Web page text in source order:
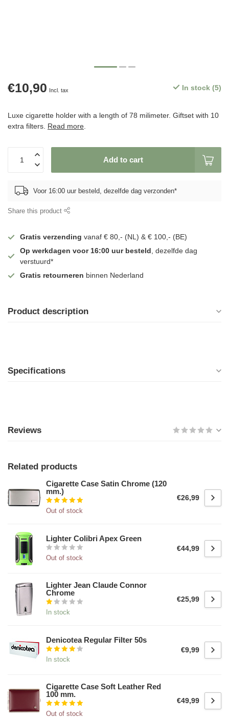
€10,90 Incl. tax In stock (5)
Luxe cigarette holder with a length of 78 milimeter. Giftset with 10
extra filters. Read more
Add to cart
Voor 16:00 uur besteld, dezelfde dag verzonden*
Share this product
Gratis verzending vanaf € 80,- (NL) & € 100,- (BE)
Op werkdagen voor 16:00 uur besteld , dezelfde dag
verstuurd*
Gratis retourneren binnen Nederland
Product description
Specifications
Reviews
Related products
Cigarette Case Satin Chrome (120
mm.)
Out of stock
€26,99
Lighter Colibri Apex Green
Out of stock
€44,99
Lighter Jean Claude Connor
Chrome
In stock
€25,99
Denicotea Regular Filter 50s
In stock
€9,99
Cigarette Case Soft Leather Red
100 mm.
Out of stock
€49,99